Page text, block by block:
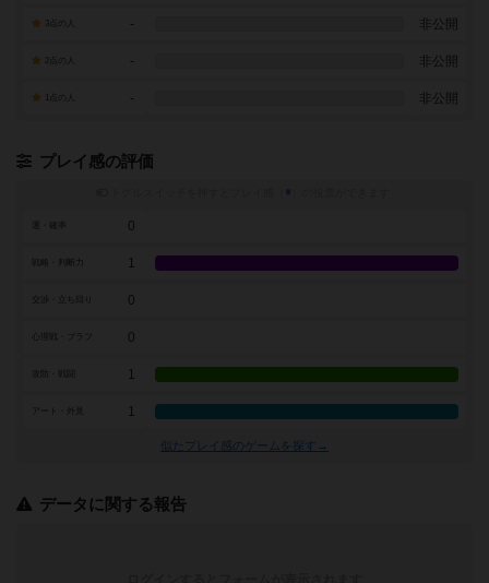
- 非公開
- 非公開
- 非公開
プレイ感の評価
※
0
戦略・判断力 1
0
0
1
アート・外見 1
似たプレイ感のゲームを探す→
データに関する報告